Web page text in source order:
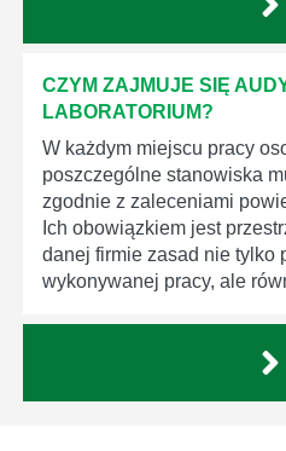
CZYM ZAJMUJE SIĘ
LABORATORIUM?
W każdym miejscu pracy
poszczególne stanowiska
zgodnie z zaleceniami
Ich obowiązkiem jest
danej firmie zasad nie tylko
wykonywanej pracy, ale